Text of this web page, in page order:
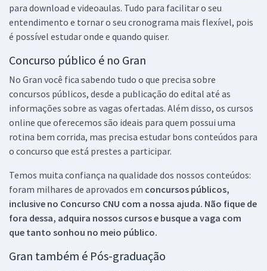
para download e videoaulas. Tudo para facilitar o seu
entendimento e tornar o seu cronograma mais flexível, pois
é possível estudar onde e quando quiser.
Concurso público é no Gran
No Gran você fica sabendo tudo o que precisa sobre
concursos públicos, desde a publicação do edital até as
informações sobre as vagas ofertadas. Além disso, os cursos
online que oferecemos são ideais para quem possui uma
rotina bem corrida, mas precisa estudar bons conteúdos para
o concurso que está prestes a participar.
Temos muita confiança na qualidade dos nossos conteúdos:
foram milhares de aprovados em concursos públicos,
inclusive no Concurso CNU com a nossa ajuda. Não fique de
fora dessa, adquira nossos cursos e busque a vaga com
que tanto sonhou no meio público.
Gran também é Pós-graduação